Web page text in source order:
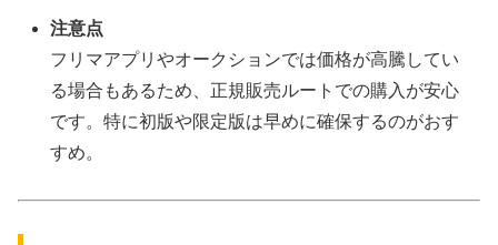
注意点
フリマアプリやオークションでは価格が高騰してい
る場合もあるため、正規販売ルートでの購入が安心
です。特に初版や限定版は早めに確保するのがおす
すめ。